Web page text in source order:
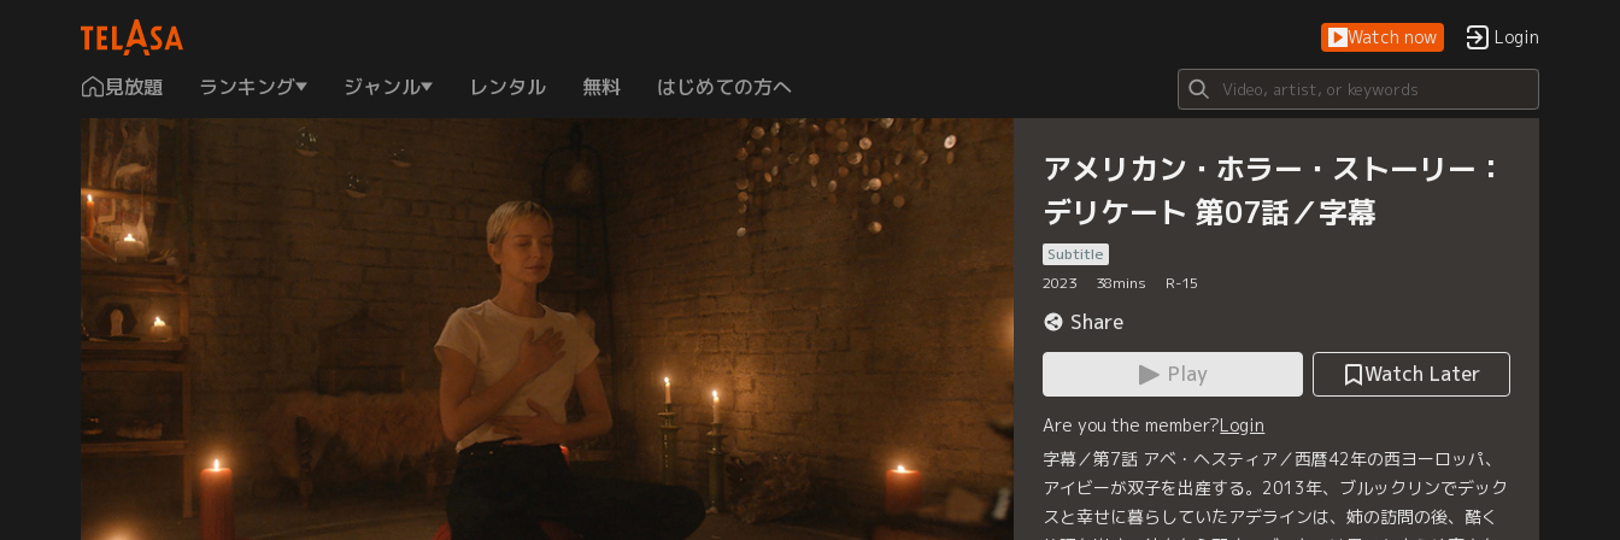
Watch now Login
見放題 ランキング ジャンル レンタル 無料 はじめての方へ
アメリカン・ホラー・ストーリー：
デリケート 第07話／字幕
Subtitle
2023
38mins R-15
Share
Play
Watch Later
Are you the member?Login
字幕／第7話 アベ・ヘスティア／西暦42年の西ヨーロッパ、
アイビーが双子を出産する。2013年、ブルックリンでデック
スと幸せに暮らしていたアデラインは、姉の訪問の後、酷く